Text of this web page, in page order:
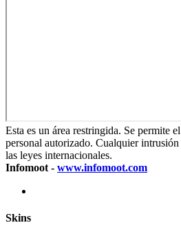
Esta es un área restringida. Se permite
personal autorizado. Cualquier
las leyes internacionales.
Infomoot - www.infomoot.com
Skins